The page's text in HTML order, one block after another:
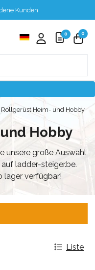
Kunden
0 0
Rollgerüst Heim- und Hobby
Hobby
unsere große Auswahl
ladder-steiger.be.
lager verfügbar!
Liste